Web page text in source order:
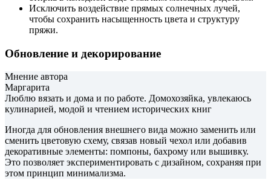
Исключить воздействие прямых солнечных лучей,
чтобы сохранить насыщенность цвета и структуру
пряжи.
Обновление и декорирование
Мнение автора
Маргарита
Люблю вязать и дома и по работе. Домохозяйка, увлекаюсь
кулинарией, модой и чтением исторических книг
Иногда для обновления внешнего вида можно заменить или
сменить цветовую схему, связав новый чехол или добавив
декоративные элементы: помпоны, бахрому или вышивку.
Это позволяет экспериментировать с дизайном, сохраняя при
этом принцип минимализма.